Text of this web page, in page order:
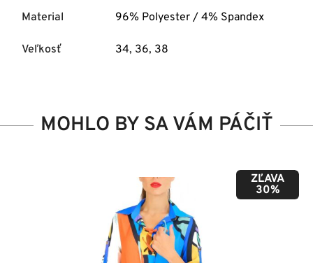
Material 96% Polyester / 4% Spandex
Veľkosť 34, 36, 38
MOHLO BY SA VÁM PÁČIŤ
ZĽAVA
50%